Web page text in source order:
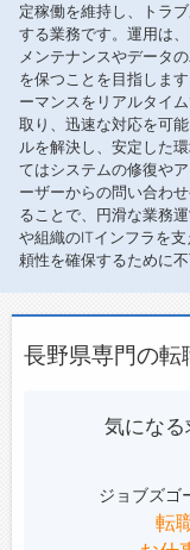
定稼働を維持し、トラ
する業務です。運用は
メンテナンスやデータ
を保つことを目指しま
ーマンスをリアルタイ
取り、迅速な対応を可
ルを解決し、安定した
てはシステムの修復や
ーザーからの問い合わ
ることで、円滑な業務
や組織のITインフラを
頼性を確保するために不
長野県専門の転
気になる
ジョブズゴ
転